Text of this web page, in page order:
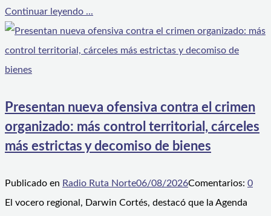
Continuar leyendo ...
Presentan nueva ofensiva contra el crimen
organizado: más control territorial, cárceles
más estrictas y decomiso de bienes
Publicado en Radio Ruta Norte06/08/2026Comentarios: 0
El vocero regional, Darwin Cortés, destacó que la Agenda